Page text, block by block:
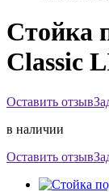
Стойка
Classic
Оставить отзыв
в наличии
Оставить отзыв